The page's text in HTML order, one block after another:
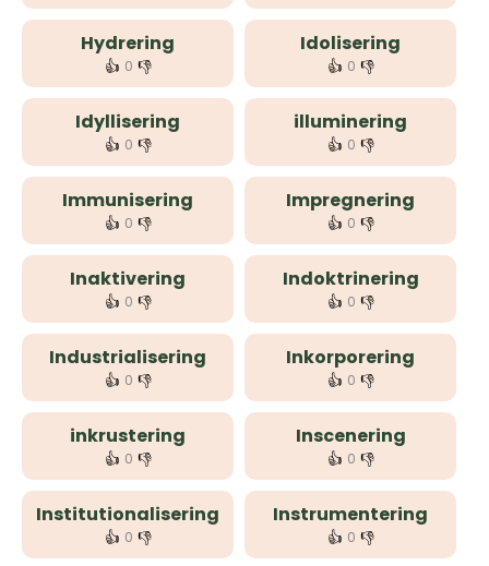
Hydrering
👍 0 👎
Idolisering
👍 0 👎
Idyllisering
👍 0 👎
illuminering
👍 0 👎
Immunisering
👍 0 👎
Impregnering
👍 0 👎
Inaktivering
👍 0 👎
Indoktrinering
👍 0 👎
Industrialisering
👍 0 👎
Inkorporering
👍 0 👎
inkrustering
👍 0 👎
Inscenering
👍 0 👎
Institutionalisering
👍 0 👎
Instrumentering
👍 0 👎